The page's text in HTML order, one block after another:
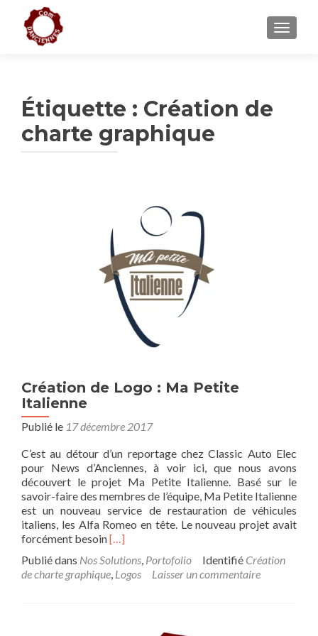
Étiquette : Création de
charte graphique
Création de Logo : Ma Petite
Italienne
Publié le 17 décembre 2017
C’est au détour d’un reportage chez Classic Auto Elec
pour News d’Anciennes, à voir ici, que nous avons
découvert le projet Ma Petite Italienne. Basé sur le
savoir-faire des membres de l’équipe, Ma Petite Italienne
est un nouveau service de restauration de véhicules
italiens, les Alfa Romeo en tête. Le nouveau projet avait
forcément besoinEn
plus
surCréation
[…]
Publié dans Nos Solutions, Portofolio Identifié Création
de charte graphique, Logos Laisser un commentaire